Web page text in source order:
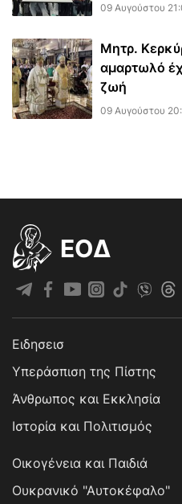
09 Αυγούστου
Μητρ.
αμαρτωλό
ζωή
09 Αυγούστου
EOΔ
Ειδησεισ
Υπεράσπιση της Πίστης
Άνθρωπος και Εκκλησία
Ιστορία και Πολιτισμός
Οικογένεια και Παιδιά
Ουκρανικό "Αυτοκέφαλο"